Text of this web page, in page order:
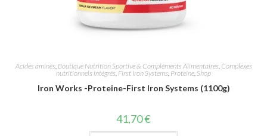
Acides aminés, Boutique Nutrition Sportive & Compléments Alimentaires, Complexes
nutritionnels intégrés, First Iron Systems, Proteine, Shop
Iron Works -Proteine-First Iron Systems (1100g)
41,70€